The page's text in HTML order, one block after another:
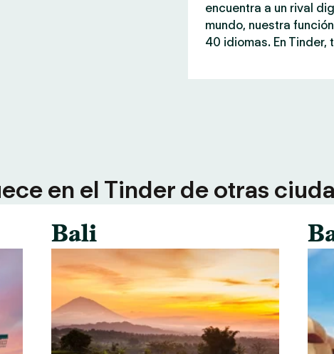
encuentra a un rival
mundo, nuestra
40 idiomas. En Tinder,
en el Tinder de otras
Bali